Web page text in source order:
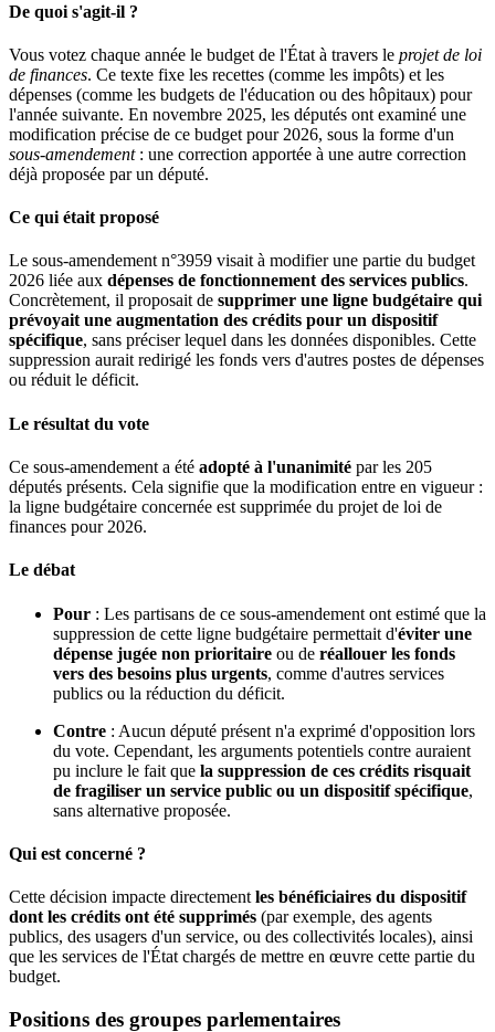
De quoi s'agit-il ?
Vous votez chaque année le budget de l'État à travers le projet de loi
de finances. Ce texte fixe les recettes (comme les impôts) et les
dépenses (comme les budgets de l'éducation ou des hôpitaux) pour
l'année suivante. En novembre 2025, les députés ont examiné une
modification précise de ce budget pour 2026, sous la forme d'un
sous-amendement: une correction apportée à une autre correction
déjà proposée par un député.
Ce qui était proposé
Le sous-amendement n°3959 visait à modifier une partie du budget
2026 liée aux dépenses de fonctionnement des services publics.
Concrètement, il proposait de supprimer une ligne budgétaire qui
prévoyait une augmentation des crédits pour un dispositif
spécifique, sans préciser lequel dans les données disponibles. Cette
suppression aurait redirigé les fonds vers d'autres postes de dépenses
ou réduit le déficit.
Le résultat du vote
Ce sous-amendement a été adopté à l'unanimité par les 205
députés présents. Cela signifie que la modification entre en vigueur :
la ligne budgétaire concernée est supprimée du projet de loi de
finances pour 2026.
Le débat
Pour : Les partisans de ce sous-amendement ont estimé que la
suppression de cette ligne budgétaire permettait d'éviter une
dépense jugée non prioritaire ou de réallouer les fonds
vers des besoins plus urgents, comme d'autres services
publics ou la réduction du déficit.
Contre : Aucun député présent n'a exprimé d'opposition lors
du vote. Cependant, les arguments potentiels contre auraient
pu inclure le fait que la suppression de ces crédits risquait
de fragiliser un service public ou un dispositif spécifique,
sans alternative proposée.
Qui est concerné ?
Cette décision impacte directement les bénéficiaires du dispositif
dont les crédits ont été supprimés (par exemple, des agents
publics, des usagers d'un service, ou des collectivités locales), ainsi
que les services de l'État chargés de mettre en œuvre cette partie du
budget.
Positions des groupes parlementaires